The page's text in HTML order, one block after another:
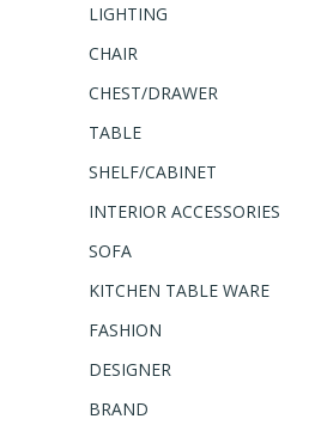
LIGHTING
CHAIR
CHEST/DRAWER
TABLE
SHELF/CABINET
INTERIOR ACCESSORIES
SOFA
KITCHEN TABLE WARE
FASHION
DESIGNER
BRAND